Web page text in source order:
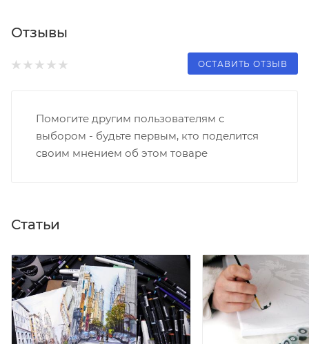
Отзывы
ОСТАВИТЬ ОТЗЫВ
Помогите другим пользователям с
выбором - будьте первым, кто поделится
своим мнением об этом товаре
Статьи